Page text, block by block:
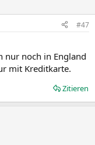
#47
nur noch in England
mit Kreditkarte.
Zitieren